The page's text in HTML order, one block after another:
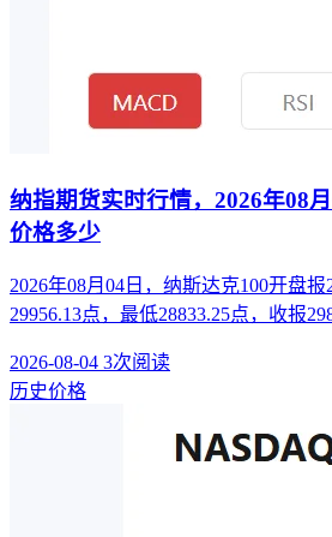
纳指期货实时行情，2026年08
价格多少
2026年08月04日，纳斯达克100开盘报
29956.13点，最低28833.25点，收报
2026-08-04 3次阅读
历史价格